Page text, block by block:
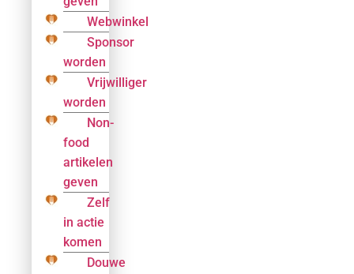
Webwinkel
Sponsor
worden
Vrijwilliger
worden
Non-
food
artikelen
geven
Zelf
in actie
komen
Douwe